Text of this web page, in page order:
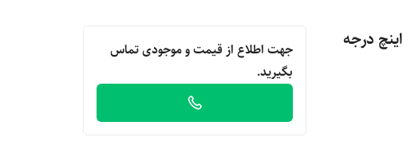
شیر سرویس کولر کله صاف سایز 1/4 اینچ درجه
جهت اطلاع از قیمت و موجودی تماس
بگیرید.